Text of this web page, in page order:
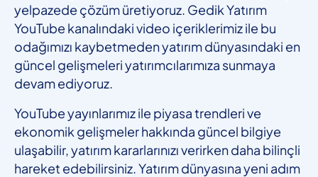
yelpazede çözüm üretiyoruz. Gedik Yatırım
YouTube kanalındaki video içeriklerimiz ile bu
odağımızı kaybetmeden yatırım dünyasındaki en
güncel gelişmeleri yatırımcılarımıza sunmaya
devam ediyoruz.
YouTube yayınlarımız ile piyasa trendleri ve
ekonomik gelişmeler hakkında güncel bilgiye
ulaşabilir, yatırım kararlarınızı verirken daha bilinçli
hareket edebilirsiniz. Yatırım dünyasına yeni adım